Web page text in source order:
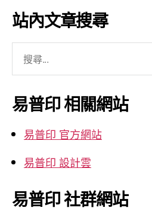
彙
整
站內文章搜尋
關
鍵
字:
易普印 相關網站
易普印 官方網站
易普印 設計雲
易普印 社群網站